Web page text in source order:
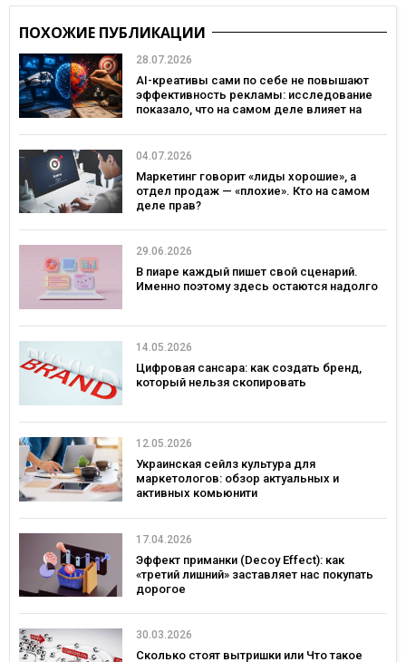
ПОХОЖИЕ ПУБЛИКАЦИИ
28.07.2026
AI-креативы сами по себе не повышают
эффективность рекламы: исследование
показало, что на самом деле влияет на
04.07.2026
Маркетинг говорит «лиды хорошие», а
отдел продаж — «плохие». Кто на самом
деле прав?
29.06.2026
В пиаре каждый пишет свой сценарий.
Именно поэтому здесь остаются надолго
14.05.2026
Цифровая сансара: как создать бренд,
который нельзя скопировать
12.05.2026
Украинская сейлз культура для
маркетологов: обзор актуальных и
активных комьюнити
17.04.2026
Эффект приманки (Decoy Effect): как
«третий лишний» заставляет нас покупать
дорогое
30.03.2026
Сколько стоят вытришки или Что такое